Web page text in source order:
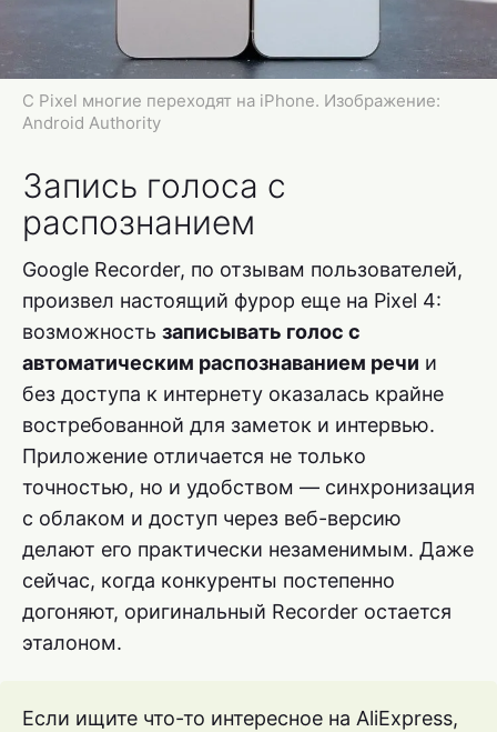
С Pixel многие переходят на iPhone. Изображение:
Android Authority
Запись голоса с
распознанием
Google Recorder, по отзывам пользователей,
произвел настоящий фурор еще на Pixel 4:
возможность записывать голос с
автоматическим распознаванием речи и
без доступа к интернету оказалась крайне
востребованной для заметок и интервью.
Приложение отличается не только
точностью, но и удобством — синхронизация
с облаком и доступ через веб-версию
делают его практически незаменимым. Даже
сейчас, когда конкуренты постепенно
догоняют, оригинальный Recorder остается
эталоном.
Если ищите что-то интересное на AliExpress,